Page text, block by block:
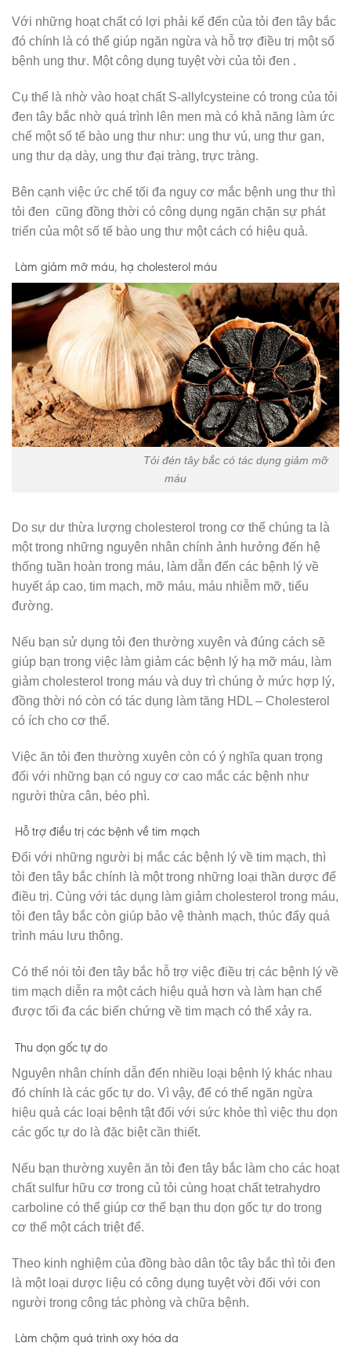
Với những hoạt chất có lợi phải kể đến của tỏi đen tây bắc
đó chính là có thể giúp ngăn ngừa và hỗ trợ điều trị một số
bệnh ung thư. Một công dụng tuyệt vời của tỏi đen .
Cụ thể là nhờ vào hoạt chất S-allylcysteine có trong của tỏi
đen tây bắc nhờ quá trình lên men mà có khả năng làm ức
chế một số tế bào ung thư như: ung thư vú, ung thư gan,
ung thư dạ dày, ung thư đại tràng, trực tràng.
Bên cạnh việc ức chế tối đa nguy cơ mắc bệnh ung thư thì
tỏi đen cũng đồng thời có công dụng ngăn chặn sự phát
triển của một số tế bào ung thư một cách có hiệu quả.
Làm giảm mỡ máu, hạ cholesterol máu
Tỏi đén tây bắc có tác dụng giảm mỡ
máu
Do sự dư thừa lượng cholesterol trong cơ thể chúng ta là
một trong những nguyên nhân chính ảnh hưởng đến hệ
thống tuần hoàn trong máu, làm dẫn đến các bệnh lý về
huyết áp cao, tim mạch, mỡ máu, máu nhiễm mỡ, tiểu
đường.
Nếu bạn sử dụng tỏi đen thường xuyên và đúng cách sẽ
giúp bạn trong việc làm giảm các bệnh lý hạ mỡ máu, làm
giảm cholesterol trong máu và duy trì chúng ở mức hợp lý,
đồng thời nó còn có tác dụng làm tăng HDL – Cholesterol
có ích cho cơ thể.
Việc ăn tỏi đen thường xuyên còn có ý nghĩa quan trọng
đối với những bạn có nguy cơ cao mắc các bệnh như
người thừa cân, béo phì.
Hỗ trợ điều trị các bệnh về tim mạch
Đối với những người bị mắc các bệnh lý về tim mạch, thì
tỏi đen tây bắc chính là một trong những loại thần dược để
điều trị. Cùng với tác dụng làm giảm cholesterol trong máu,
tỏi đen tây bắc còn giúp bảo vệ thành mạch, thúc đẩy quá
trình máu lưu thông.
Có thể nói tỏi đen tây bắc hỗ trợ việc điều trị các bệnh lý về
tim mạch diễn ra một cách hiệu quả hơn và làm hạn chế
được tối đa các biến chứng về tim mạch có thể xảy ra.
Thu dọn gốc tự do
Nguyên nhân chính dẫn đến nhiều loại bệnh lý khác nhau
đó chính là các gốc tự do. Vì vậy, để có thể ngăn ngừa
hiệu quả các loại bệnh tật đối với sức khỏe thì việc thu dọn
các gốc tự do là đặc biệt cần thiết.
Nếu bạn thường xuyên ăn tỏi đen tây bắc làm cho các hoạt
chất sulfur hữu cơ trong củ tỏi cùng hoạt chất tetrahydro
carboline có thể giúp cơ thể bạn thu dọn gốc tự do trong
cơ thể một cách triệt để.
Theo kinh nghiệm của đồng bào dân tộc tây bắc thì tỏi đen
là một loại dược liệu có công dụng tuyệt vời đối với con
người trong công tác phòng và chữa bệnh.
Làm chậm quá trình oxy hóa da